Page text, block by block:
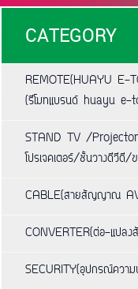
CATEGORY
REMOTE(HUAYU E-
(รีโมทแบรนด์ huayu
STAND TV /
โปรเจคเตอร์/ชั้นวางดีวีดี/
CABLE(สายสัญญาณ
CONVERTER(ต่อ-แปล
SECURITY(อุปกรณ์ควา